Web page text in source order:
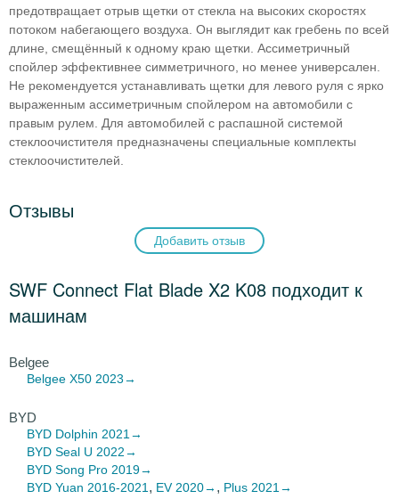
предотвращает отрыв щетки от стекла на высоких скоростях
потоком набегающего воздуха. Он выглядит как гребень по всей
длине, смещённый к одному краю щетки. Ассиметричный
спойлер эффективнее симметричного, но менее универсален.
Не рекомендуется устанавливать щетки для левого руля с ярко
выраженным ассиметричным спойлером на автомобили с
правым рулем. Для автомобилей с распашной системой
стеклоочистителя предназначены специальные комплекты
стеклоочистителей.
Отзывы
Добавить отзыв
SWF Connect Flat Blade X2 K08 подходит к
машинам
Belgee
Belgee X50 2023→
BYD
BYD Dolphin 2021→
BYD Seal U 2022→
BYD Song Pro 2019→
BYD Yuan 2016-2021 , EV 2020→ , Plus 2021→